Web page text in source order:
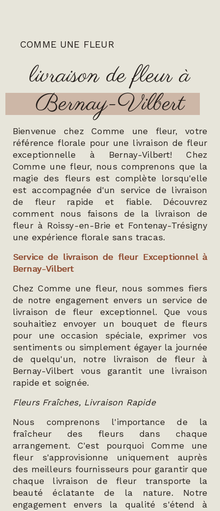
COMME UNE FLEUR
livraison de fleur à
Bernay-Vilbert
Bienvenue chez Comme une fleur, votre
référence florale pour une livraison de fleur
exceptionnelle à Bernay-Vilbert! Chez
Comme une fleur, nous comprenons que la
magie des fleurs est complète lorsqu'elle
est accompagnée d'un service de livraison
de fleur rapide et fiable. Découvrez
comment nous faisons de la livraison de
fleur à Roissy-en-Brie et Fontenay-Trésigny
une expérience florale sans tracas.
Service de livraison de fleur Exceptionnel à
Bernay-Vilbert
Chez Comme une fleur, nous sommes fiers
de notre engagement envers un service de
livraison de fleur exceptionnel. Que vous
souhaitiez envoyer un bouquet de fleurs
pour une occasion spéciale, exprimer vos
sentiments ou simplement égayer la journée
de quelqu'un, notre livraison de fleur à
Bernay-Vilbert vous garantit une livraison
rapide et soignée.
Fleurs Fraîches, Livraison Rapide
Nous comprenons l'importance de la
fraîcheur des fleurs dans chaque
arrangement. C'est pourquoi Comme une
fleur s'approvisionne uniquement auprès
des meilleurs fournisseurs pour garantir que
chaque livraison de fleur transporte la
beauté éclatante de la nature. Notre
engagement envers la qualité s'étend à